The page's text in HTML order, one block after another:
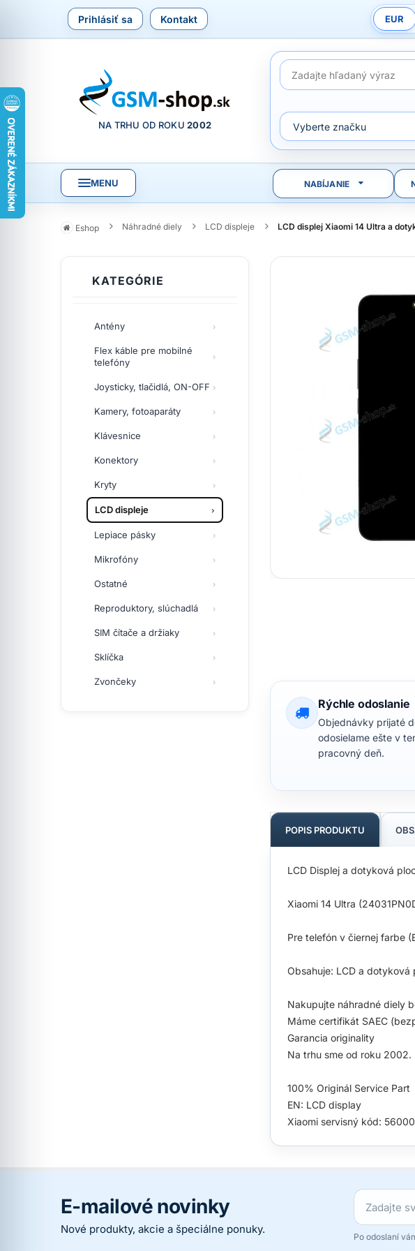
Prihlásiť sa Kontakt EUR
NA TRHU OD ROKU2002
MENU NABÍJANIE
Eshop Náhradné diely LCD displeje LCD displej Xiaomi 14 Ultra a
KATEGÓRIE
Antény
Flex káble pre mobilné
telefóny
Joysticky, tlačidlá, ON-OFF
Kamery, fotoaparáty
Klávesnice
Konektory
Kryty
LCD displeje
Lepiace pásky
Mikrofóny
Ostatné
Reproduktory, slúchadlá
SIM čítače a držiaky
Sklíčka
Zvončeky
Rýchle odoslanie
Objednávky prijaté
odosielame ešte v
pracovný deň.
POPIS PRODUKTU
LCD Displej a dotyková
Xiaomi 14 Ultra
Pre telefón v čiernej farbe
Obsahuje: LCD a
Nakupujte náhradné diely
Máme certifikát SAEC
Garancia originality
Na trhu sme od roku 2002.
100% Originál Service Part
EN: LCD display
Xiaomi servisný kód:
E-mailové novinky
Nové produkty, akcie a špeciálne ponuky.
Po odoslaní